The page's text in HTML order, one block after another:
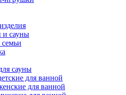
и сауны
сауны
для ванной
для ванной